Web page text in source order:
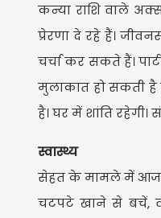
कन्या राशि वाले
प्रेरणा दे रहे हैं।
चर्चा कर सकते हैं।
मुलाकात हो सकती है
है। घर में शांति
स्वास्थ्य
सेहत के मामले में आज
चटपटे खाने से बचें,